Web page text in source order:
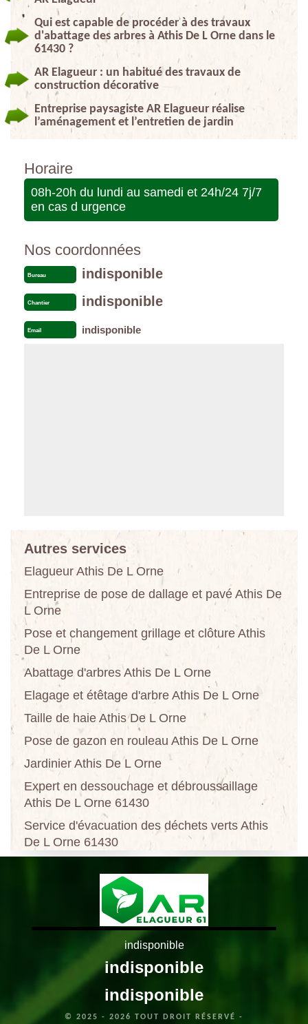
Qui est capable de procéder à des travaux
d'abattage des arbres à Athis De L Orne dans le
61430 ?
AR Elagueur : un habitué des travaux de
construction décorative
Entreprise paysagiste AR Elagueur réalise
l’aménagement et l’entretien de jardin
Horaire
08h-20h du lundi au samedi et 24h/24 7j/7
en cas d urgence
Nos coordonnées
Bureau indisponible
Chantier indisponible
Email indisponible
Autres services
Elagueur Athis De L Orne
Entreprise de pose de dallage et pavé Athis De
L Orne
Pose et changement grillage et clôture Athis
De L Orne
Abattage d'arbres Athis De L Orne
Elagage et étêtage d'arbre Athis De L Orne
Taille de haie Athis De L Orne
Pose de gazon en rouleau Athis De L Orne
Jardinier Athis De L Orne
Expert en dessouchage et débroussaillage
Athis De L Orne 61430
Service d'évacuation des déchets verts Athis
De L Orne 61430
indisponible
indisponible
indisponible
© 2025 - 2026 TOUT DROIT RÉSERVÉ -